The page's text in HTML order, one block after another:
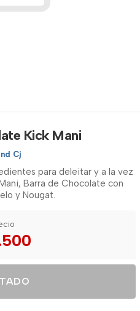
Kick Mani
Cj
para deleitar y a la vez
Barra de Chocolate con
y Nougat.